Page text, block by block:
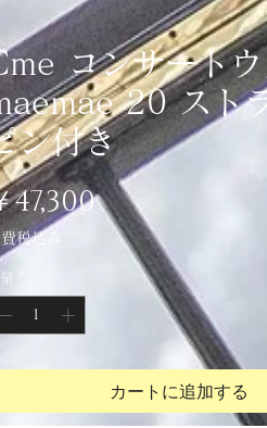
コンサート
20 スト
ン付き
47,300価
格
税込み
カートに追加する